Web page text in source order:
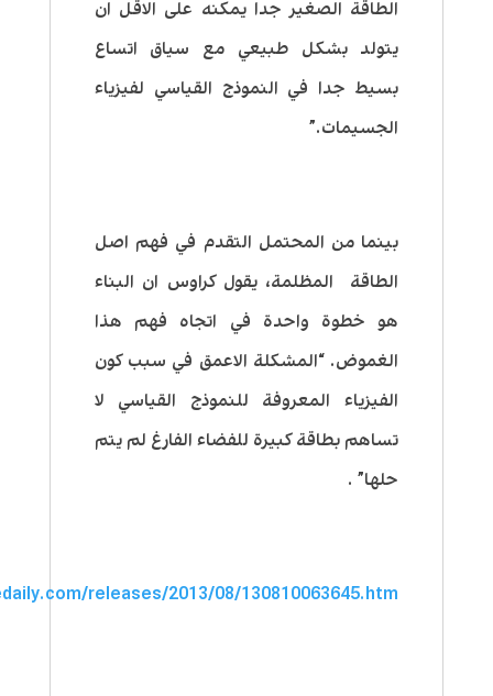
الطاقة الصغير جدا يمكنه على الاقل ان
يتولد بشكل طبيعي مع سياق اتساع
بسيط جدا في النموذج القياسي لفيزياء
الجسيمات.”
بينما من المحتمل التقدم في فهم اصل
الطاقة المظلمة، يقول كراوس ان البناء
هو خطوة واحدة في اتجاه فهم هذا
الغموض. “المشكلة الاعمق في سبب كون
الفيزياء المعروفة للنموذج القياسي لا
تساهم بطاقة كبيرة للفضاء الفارغ لم يتم
حلها” .
releases/2013/08/130810063645.htm